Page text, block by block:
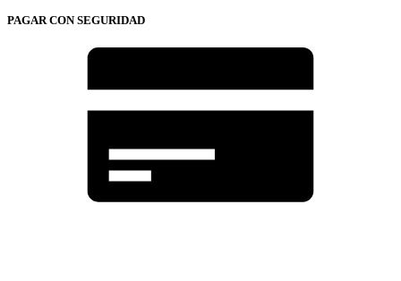
PAGAR CON SEGURIDAD